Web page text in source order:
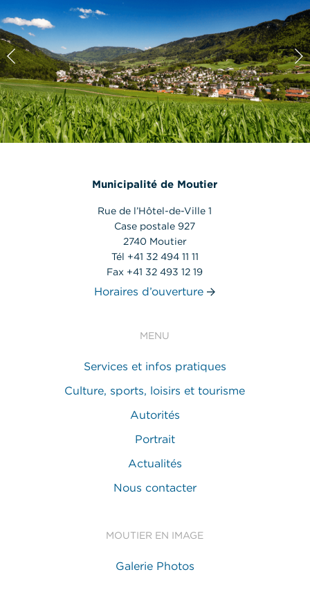
Municipalité de Moutier
Rue de l’Hôtel-de-Ville 1
Case postale 927
2740 Moutier
Tél +41 32 494 11 11
Fax +41 32 493 12 19
Horaires d’ouverture
MENU
Services et infos pratiques
Culture, sports, loisirs et tourisme
Autorités
Portrait
Actualités
Nous contacter
MOUTIER EN IMAGE
Galerie Photos